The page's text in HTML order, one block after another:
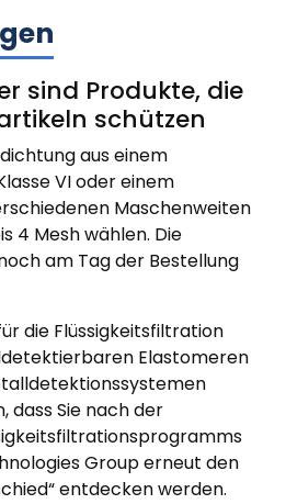
sind Produkte, die
schützen
aus einem
VI oder einem
Maschenweiten
4 Mesh wählen. Die
am Tag der Bestellung
die Flüssigkeitsfiltration
Elastomeren
dass Sie nach der
Group erneut den
entdecken werden.